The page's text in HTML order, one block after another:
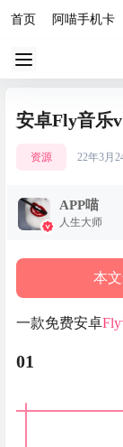
首页 阿喵手机卡
安卓Fly音乐
资源 22年3月
APP喵
人生大师
本
一款免费安卓
01